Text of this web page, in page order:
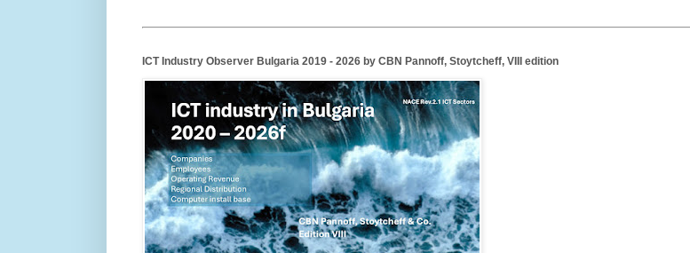
ICT Industry Observer Bulgaria 2019 - 2026 by CBN Pannoff, Stoytcheff, VIII edition